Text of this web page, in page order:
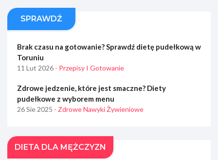
SPRAWDŹ
Brak czasu na gotowanie? Sprawdź dietę pudełkową w
Toruniu
11 Lut 2026 - Przepisy I Gotowanie
Zdrowe jedzenie, które jest smaczne? Diety
pudełkowe z wyborem menu
26 Sie 2025 - Zdrowe Nawyki Żywieniowe
DIETA DLA MĘŻCZYZN